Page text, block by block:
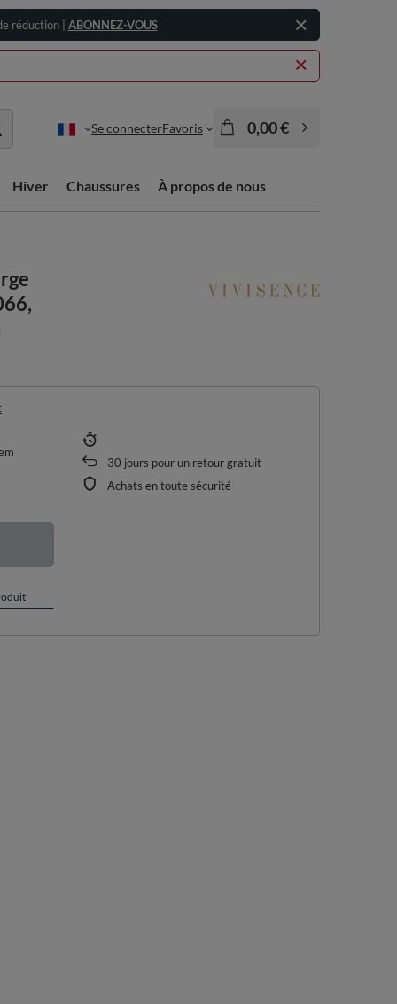
réduction | ABONNEZ-VOUS
Se connecterFavoris 0,00 €
Hiver Chaussures À propos de nous
30 jours pour un retour gratuit
Achats en toute sécurité